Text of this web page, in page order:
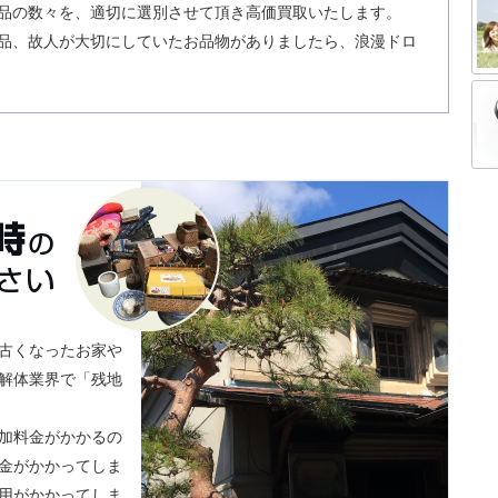
数々を、適切に選別させて頂き高価買取いたします。
、故人が大切にしていたお品物がありましたら、浪漫ドロ
くなったお家や
体業界で「残地
料金がかかるの
がかかってしま
がかかってしま